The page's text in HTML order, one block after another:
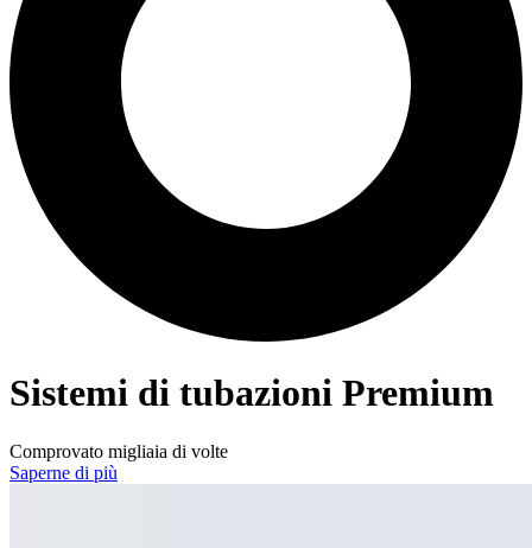
Sistemi di tubazioni Premium
Comprovato migliaia di volte
Saperne di più